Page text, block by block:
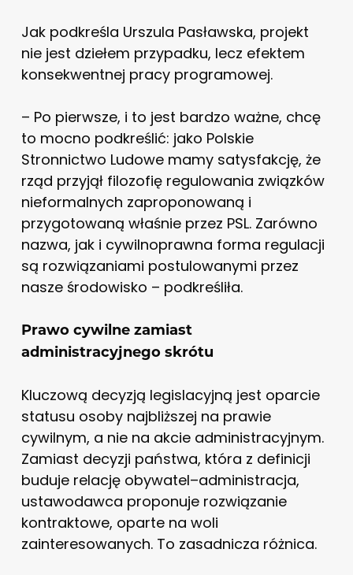
Jak podkreśla Urszula Pasławska, projekt
nie jest dziełem przypadku, lecz efektem
konsekwentnej pracy programowej.
– Po pierwsze, i to jest bardzo ważne, chcę
to mocno podkreślić: jako Polskie
Stronnictwo Ludowe mamy satysfakcję, że
rząd przyjął filozofię regulowania związków
nieformalnych zaproponowaną i
przygotowaną właśnie przez PSL. Zarówno
nazwa, jak i cywilnoprawna forma regulacji
są rozwiązaniami postulowanymi przez
nasze środowisko – podkreśliła.
Prawo cywilne zamiast
administracyjnego skrótu
Kluczową decyzją legislacyjną jest oparcie
statusu osoby najbliższej na prawie
cywilnym, a nie na akcie administracyjnym.
Zamiast decyzji państwa, która z definicji
buduje relację obywatel–administracja,
ustawodawca proponuje rozwiązanie
kontraktowe, oparte na woli
zainteresowanych. To zasadnicza różnica.